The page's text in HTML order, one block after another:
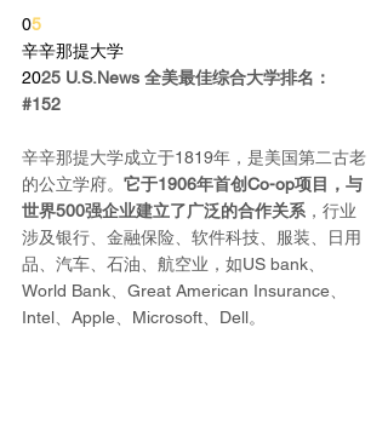
05
辛辛那提大学
2025 U.S.News 全美最佳综合大学排名：
#152
辛辛那提大学成立于1819年，是美国第二古老
的公立学府。 它于1906年首创Co-op项目，与
世界500强企业建立了广泛的合作关系 ，行业
涉及银行、金融保险、软件科技、服装、日用
品、汽车、石油、航空业，如US bank、
World Bank、Great American Insurance、
Intel、Apple、Microsoft、Dell。